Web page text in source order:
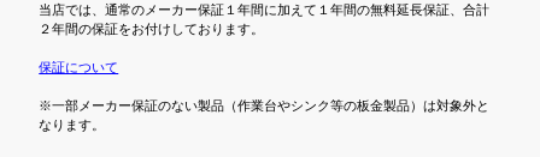
当店では、通常のメーカー保証１年間に加えて１年間の無料延長保証、合計
２年間の保証をお付けしております。
保証について
※一部メーカー保証のない製品（作業台やシンク等の板金製品）は対象外と
なります。